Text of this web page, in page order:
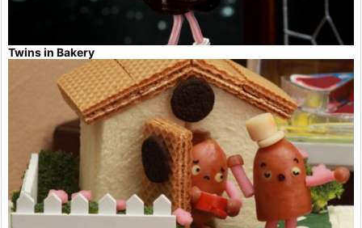
Twins in Bakery